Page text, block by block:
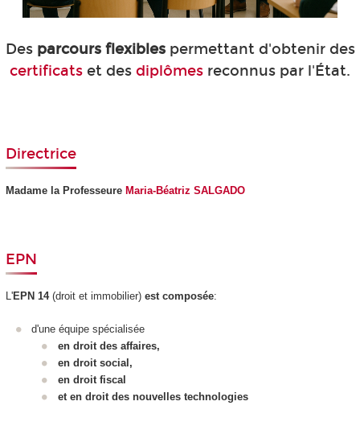
Des parcours flexiblespermettant d'obtenir des
certificats et des diplômes reconnus par l'État.
Directrice
Madame la Professeure Maria-Béatriz SALGADO
EPN
L'EPN 14 (droit et immobilier) est composée:
d'une équipe spécialisée
en droit des affaires,
en droit social,
en droit fiscal
et en droit des nouvelles technologies